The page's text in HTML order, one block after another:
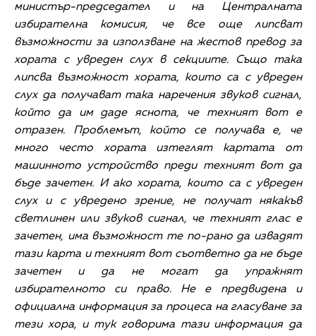
министър-председател и на Централната
избирателна комисия, че все още липсват
възможности за използване на жестов превод за
хората с увреден слух в секциите. Също така
липсва възможност хората, които са с увреден
слух да получават така наречения звуков сигнал,
който да им даде яснота, че техният вот е
отразен. Проблемът, който се получава е, че
много често хората изтеглят картата от
машинното устройство преди техният вот да
бъде зачетен. И ако хората, които са с увреден
слух и с увредено зрение, не получат някакъв
светлинен или звуков сигнал, че техният глас е
зачетен, има възможност те по-рано да извадят
тази карта и техният вот съответно да не бъде
зачетен и да не могат да упражнят
избирателното си право. Не е предвидена и
официална информация за процеса на гласуване за
тези хора, и тук говорима тази информация да